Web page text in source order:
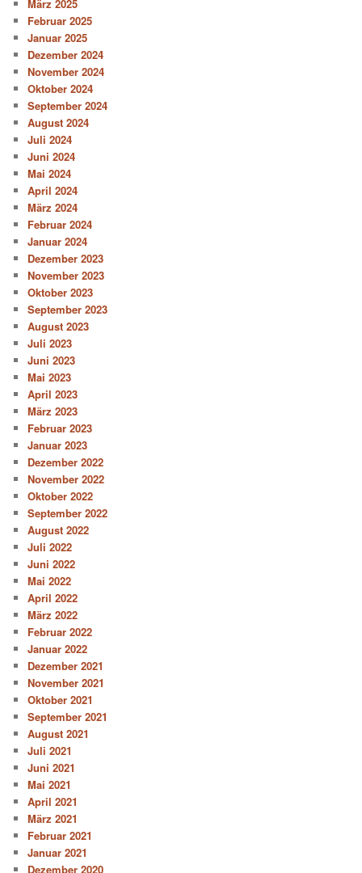
März 2025
Februar 2025
Januar 2025
Dezember 2024
November 2024
Oktober 2024
September 2024
August 2024
Juli 2024
Juni 2024
Mai 2024
April 2024
März 2024
Februar 2024
Januar 2024
Dezember 2023
November 2023
Oktober 2023
September 2023
August 2023
Juli 2023
Juni 2023
Mai 2023
April 2023
März 2023
Februar 2023
Januar 2023
Dezember 2022
November 2022
Oktober 2022
September 2022
August 2022
Juli 2022
Juni 2022
Mai 2022
April 2022
März 2022
Februar 2022
Januar 2022
Dezember 2021
November 2021
Oktober 2021
September 2021
August 2021
Juli 2021
Juni 2021
Mai 2021
April 2021
März 2021
Februar 2021
Januar 2021
Dezember 2020